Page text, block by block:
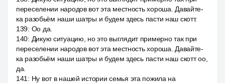
переселении народов вот эта местность хороша. Давайте-
ка разобьём наши шатры и будем здесь пасти наш скотт.
139: Оо да.
140: Дикую ситуацию, но это выглядит примерно так при
переселении народов вот эта местность хороша. Давайте-
ка разобьём наши шатры и будем здесь пасти наш скотт оо,
да.
141 : Ну вот в нашей истории семья эта пожила на